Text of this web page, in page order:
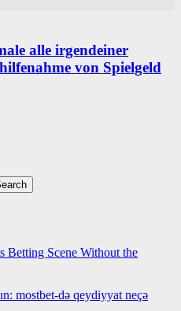
alle irgendeiner
von Spielgeld
Betting Scene Without the
mostbet-də qeydiyyat neçə